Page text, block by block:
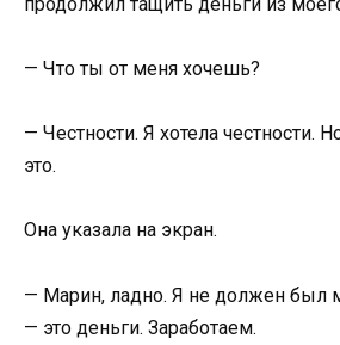
— Что ты от меня хочешь?
— Честности. Я хотела честности.
это.
Она указала на экран.
— Марин, ладно. Я не должен был
— это деньги. Заработаем.